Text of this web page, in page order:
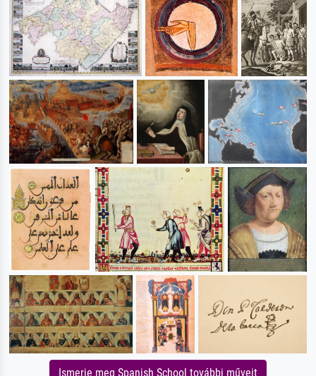
Ismerje meg Spanish School további műveit